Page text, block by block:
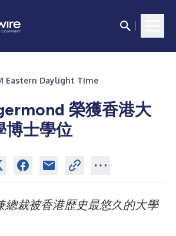
Eastern Daylight Time
榮獲香港大
博士學位
總裁被香港歷史最悠久的大學